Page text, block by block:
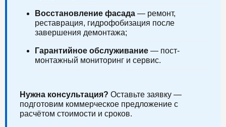
Восстановление фасада — ремонт,
реставрация, гидрофобизация после
завершения демонтажа;
Гарантийное обслуживание — пост-
монтажный мониторинг и сервис.
Нужна консультация? Оставьте заявку —
подготовим коммерческое предложение с
расчётом стоимости и сроков.